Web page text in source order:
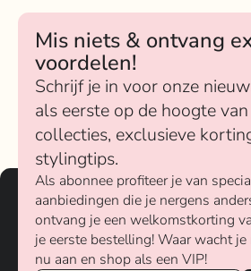
Mis niets & ontvang
voordelen!
Schrijf je in voor onze
als eerste op de hoogte
collecties, exclusieve
stylingtips.
Als abonnee profiteer je van
aanbiedingen die je nergens
ontvang je een welkomstkorting
je eerste bestelling! Waar wacht
nu aan en shop als een VIP!